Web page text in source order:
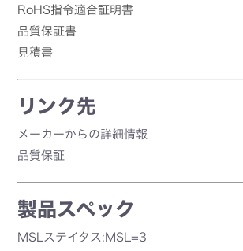
RoHS指令適合証明書
品質保証書
見積書
リンク先
メーカーからの詳細情報
品質保証
製品スペック
MSLステイタス:MSL=3